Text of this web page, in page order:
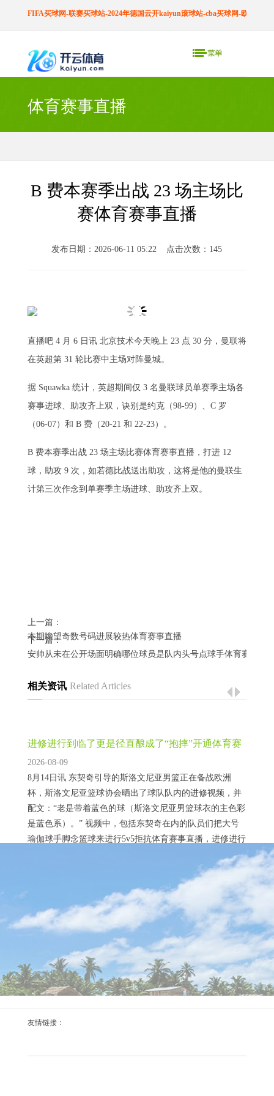
FIFA买球网-联赛买球站-2024年德国云开kaiyun滚球站-cba买球网-欧预赛
体育赛事直播
B 费本赛季出战 23 场主场比
赛体育赛事直播
发布日期：2026-06-11 05:22 点击次数：145
直播吧 4 月 6 日讯 北京技术今天晚上 23 点 30 分，曼联将
在英超第 31 轮比赛中主场对阵曼城。
据 Squawka 统计，英超期间仅 3 名曼联球员单赛季主场各
赛事进球、助攻齐上双，诀别是约克（98-99）、C 罗
（06-07）和 B 费（20-21 和 22-23）。
B 费本赛季出战 23 场主场比赛体育赛事直播，打进 12
球，助攻 9 次，如若德比战送出助攻，这将是他的曼联生
计第三次作念到单赛季主场进球、助攻齐上双。
上一篇：
本期瞻望奇数号码进展较热体育赛事直播
下一篇：
安帅从未在公开场面明确哪位球员是队内头号点球手体育赛事直
相关资讯 Related Articles
进修进行到临了更是径直酿成了“抱摔”开通体育赛
事直播
2026-08-09
8月14日讯 东契奇引导的斯洛文尼亚男篮正在备战欧洲
杯，斯洛文尼亚篮球协会晒出了球队队内的进修视频，并
配文：“老是带着蓝色的球（斯洛文尼亚男篮球衣的主色彩
是蓝色系）。” 视频中，包括东契奇在内的队员们把大号
瑜伽球手脚念篮球来进行5v5拒抗体育赛事直播，进修进行
2023年入选了奈史姑娘篮球名东谈主堂体育赛事直
体育赛事直播 8月14日讯 2023年，保罗-加索尔入选名东谈
主堂。两年后的今天，保罗-加索尔晒照回忆这一好意思好
手艺：“两年前入选名东谈主堂时的那种嗅觉于今未始隐
匿。” 保罗加索尔工作生活随湖东谈主队两夺总冠军，个
东谈主6次入选全明星，4次入选最好声势，拿到过最好少
壮，2023年入选了奈史姑娘篮球名东谈主堂。 生活着力过
有出场1226场体育赛事直...
赛事直播
友情链接：